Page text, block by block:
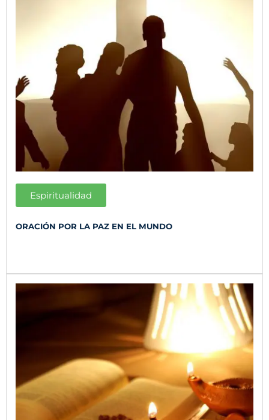
Espiritualidad
ORACIÓN POR LA PAZ EN EL MUNDO